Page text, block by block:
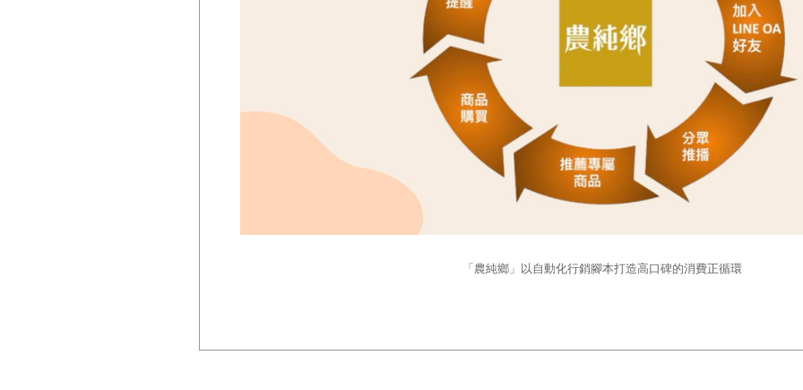
「農純鄉」以自動化行銷腳本打造高口碑的消費正循環